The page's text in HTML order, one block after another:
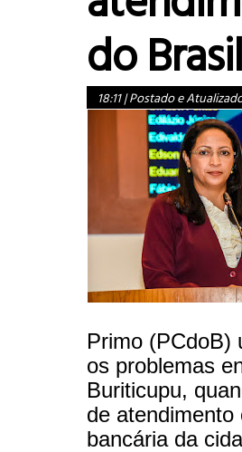
do
18:11|Postado e
Primo (PCdoB)
os problemas
Buriticupu,
de
bancária da